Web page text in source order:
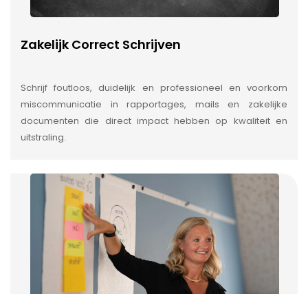
Zakelijk Correct Schrijven
Schrijf foutloos, duidelijk en professioneel en voorkom
miscommunicatie in rapportages, mails en zakelijke
documenten die direct impact hebben op kwaliteit en
uitstraling.